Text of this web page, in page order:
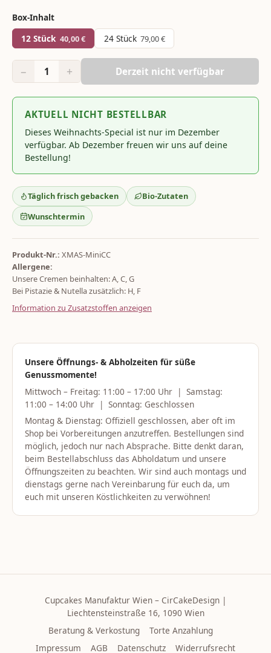
Box-Inhalt
12 Stück 40,00€ 24 Stück 79,00€
− 1 + Derzeit nicht verfügbar
AKTUELL NICHT BESTELLBAR
Dieses Weihnachts-Special ist nur im Dezember
verfügbar. Ab Dezember freuen wir uns auf deine
Bestellung!
Täglich frisch gebacken
Bio-Zutaten
Wunschtermin
Produkt-Nr.: XMAS-MiniCC
Allergene:
Unsere Cremen beinhalten: A, C, G
Bei Pistazie & Nutella zusätzlich: H, F
Information zu Zusatzstoffen anzeigen
Unsere Öffnungs- & Abholzeiten für süße
Genussmomente!
Mittwoch – Freitag: 11:00 – 17:00 Uhr | Samstag:
11:00 – 14:00 Uhr | Sonntag: Geschlossen
Montag & Dienstag: Offiziell geschlossen, aber oft im
Shop bei Vorbereitungen anzutreffen. Bestellungen sind
möglich, jedoch nur nach Absprache. Bitte denkt daran,
beim Bestellabschluss das Abholdatum und unsere
Öffnungszeiten zu beachten. Wir sind auch montags und
dienstags gerne nach Vereinbarung für euch da, um
euch mit unseren Köstlichkeiten zu verwöhnen!
Cupcakes Manufaktur Wien – CirCakeDesign |
Liechtensteinstraße 16, 1090 Wien
Beratung & Verkostung
Torte Anzahlung
Impressum
AGB Datenschutz Widerrufsrecht